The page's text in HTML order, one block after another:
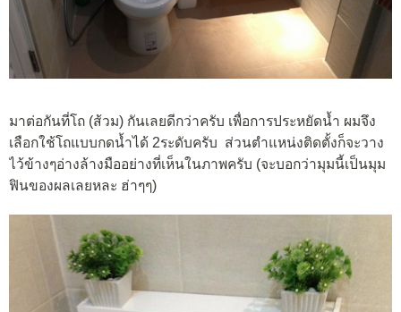
มาต่อกันที่โถ (ส้วม) กันเลยดีกว่าครับ เพื่อการประหยัดน้ำ ผมจึง
เลือกใช้โถแบบกดน้ำได้ 2ระดับครับ ส่วนตำแหน่งติดตั้งก็จะวาง
ไว้ข้างๆอ่างล้างมืออย่างที่เห็นในภาพครับ (จะบอกว่ามุมนี้เป็นมุม
ฟินของผลเลยหละ ฮ่าๆๆ)